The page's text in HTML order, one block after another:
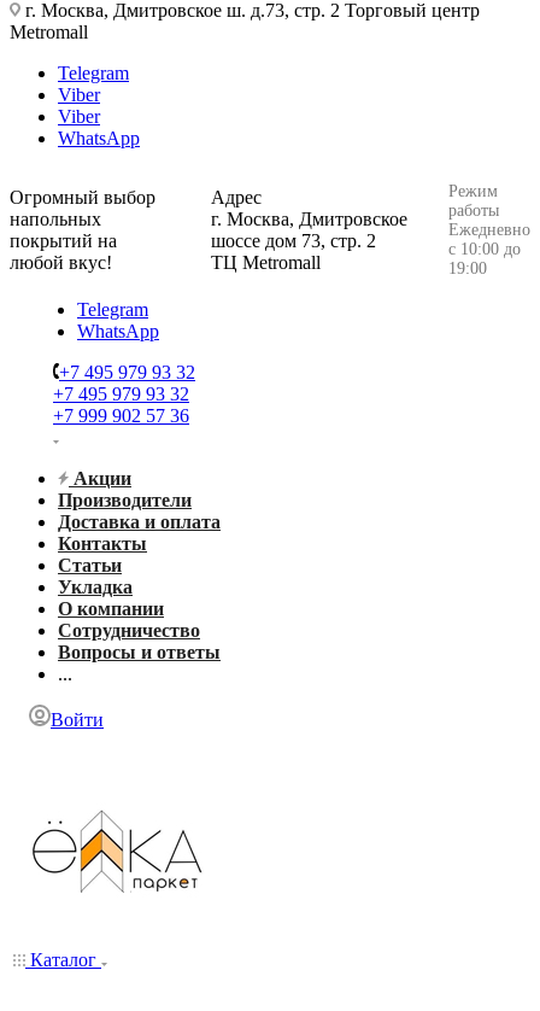
г. Москва, Дмитровское ш. д.73, стр. 2 Торговый центр
Metromall
Telegram
Viber
Viber
WhatsApp
Огромный выбор
напольных
покрытий на
любой вкус!
Адрес
г. Москва, Дмитровское
шоссе дом 73, стр. 2
ТЦ Metromall
Режим
работы
Ежедневно
с 10:00 до
19:00
Telegram
WhatsApp
+7 495 979 93 32
+7 495 979 93 32
+7 999 902 57 36
Акции
Производители
Доставка и оплата
Контакты
Статьи
Укладка
О компании
Сотрудничество
Вопросы и ответы
...
Войти
Каталог